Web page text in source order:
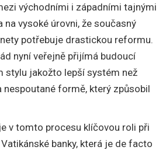
východními i západními tajnými
vysoké úrovni, že současný
potřebuje drastickou reformu.
nyní veřejně přijímá budoucí
stylu jakožto lepší systém než
nespoutané formě, který způsobil
v tomto procesu klíčovou roli při
banky, která je de facto